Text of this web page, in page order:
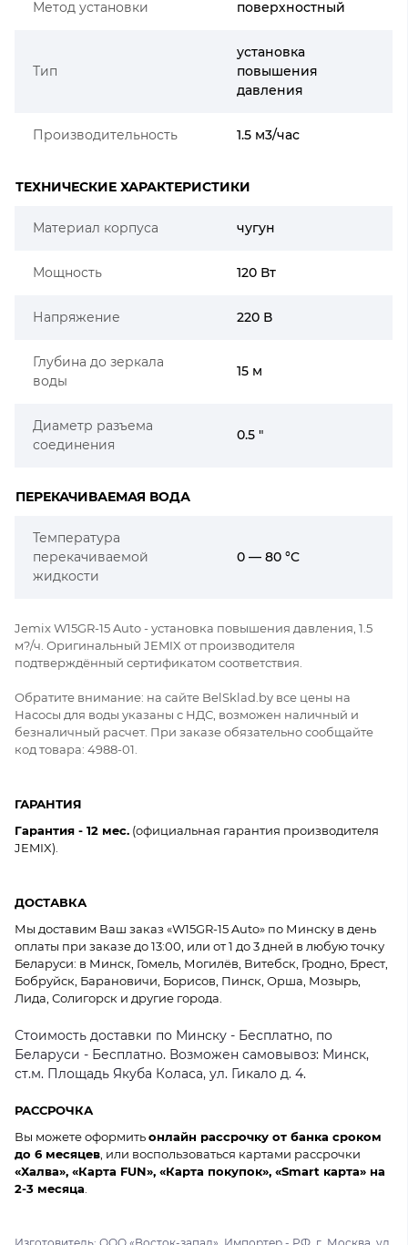
Метод установки поверхностный
Тип
установка
повышения
давления
Производительность 1.5 м3/час
ТЕХНИЧЕСКИЕ ХАРАКТЕРИСТИКИ
Материал корпуса чугун
Мощность 120 Вт
Напряжение 220 В
Глубина до зеркала
воды
15 м
Диаметр разъема
соединения
0.5 "
ПЕРЕКАЧИВАЕМАЯ ВОДА
Температура
перекачиваемой
жидкости
0 — 80 °C
Jemix W15GR-15 Auto - установка повышения давления, 1.5
м?/ч. Оригинальный JEMIX от производителя
подтверждённый сертификатом соответствия.
Обратите внимание: на сайте BelSklad.by все цены на
Насосы для воды указаны с НДС, возможен наличный и
безналичный расчет. При заказе обязательно сообщайте
код товара: 4988-01.
ГАРАНТИЯ
Гарантия - 12 мес. (официальная гарантия производителя
JEMIX).
ДОСТАВКА
Мы доставим Ваш заказ «W15GR-15 Auto» по Минску в день
оплаты при заказе до 13:00, или от 1 до 3 дней в любую точку
Беларуси: в Минск, Гомель, Могилёв, Витебск, Гродно, Брест,
Бобруйск, Барановичи, Борисов, Пинск, Орша, Мозырь,
Лида, Солигорск и другие города.
Стоимость доставки по Минску - Бесплатно, по
Беларуси - Бесплатно. Возможен самовывоз: Минск,
ст.м. Площадь Якуба Коласа, ул. Гикало д. 4.
РАССРОЧКА
Вы можете оформитьонлайн рассрочку от банка сроком
до 6 месяцев , или воспользоваться картами рассрочки
«Халва», «Карта FUN», «Карта покупок», «Smart карта» на
2-3 месяца